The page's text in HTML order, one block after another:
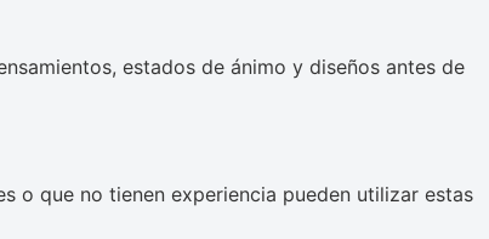
estados de ánimo y diseños antes de
o que no tienen experiencia pueden utilizar estas